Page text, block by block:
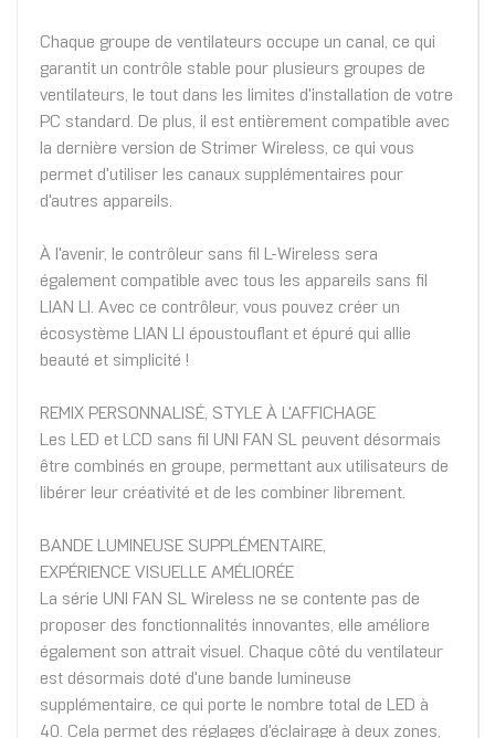
Chaque groupe de ventilateurs occupe un canal, ce qui
garantit un contrôle stable pour plusieurs groupes de
ventilateurs, le tout dans les limites d'installation de votre
PC standard. De plus, il est entièrement compatible avec
la dernière version de Strimer Wireless, ce qui vous
permet d'utiliser les canaux supplémentaires pour
d'autres appareils.
À l'avenir, le contrôleur sans fil L-Wireless sera
également compatible avec tous les appareils sans fil
LIAN LI. Avec ce contrôleur, vous pouvez créer un
écosystème LIAN LI époustouflant et épuré qui allie
beauté et simplicité !
REMIX PERSONNALISÉ, STYLE À L'AFFICHAGE
Les LED et LCD sans fil UNI FAN SL peuvent désormais
être combinés en groupe, permettant aux utilisateurs de
libérer leur créativité et de les combiner librement.
BANDE LUMINEUSE SUPPLÉMENTAIRE,
EXPÉRIENCE VISUELLE AMÉLIORÉE
La série UNI FAN SL Wireless ne se contente pas de
proposer des fonctionnalités innovantes, elle améliore
également son attrait visuel. Chaque côté du ventilateur
est désormais doté d'une bande lumineuse
supplémentaire, ce qui porte le nombre total de LED à
40. Cela permet des réglages d'éclairage à deux zones,